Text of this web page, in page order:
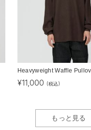
Heavyweight Waffle
¥11,000 (税込)
もっと見る